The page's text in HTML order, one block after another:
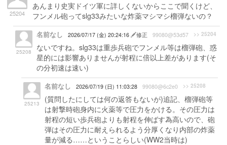
25204
あんまり史実ドイツ軍に詳しくないからここで聞くけど、
フンメル砲ってslg33みたいな炸薬マシマシ榴弾ないの？
25208
名前なし 2026/07/17 (金) 20:24:16 修正 99080@53d57 >> 25204
ないですね。slg33は重歩兵砲でフンメル等は榴弾砲、惑
星的には影響ありませんが射程に倍以上差があります(そ
の分初速は速い)
25213
名前なし 2026/07/19 (日) 11:03:28 99080@6c2e0 >> 25208
(質問したにしては何の返答もないが)追記、榴弾砲等
は射撃時砲身内に火薬等で圧力をかける。その圧力は
射程の短い歩兵砲よりも射程を伸ばす為高いので、砲
弾はその圧力に耐えられるよう分厚くなり内部の炸薬
量が減る……ということらしい(WW2当時は)